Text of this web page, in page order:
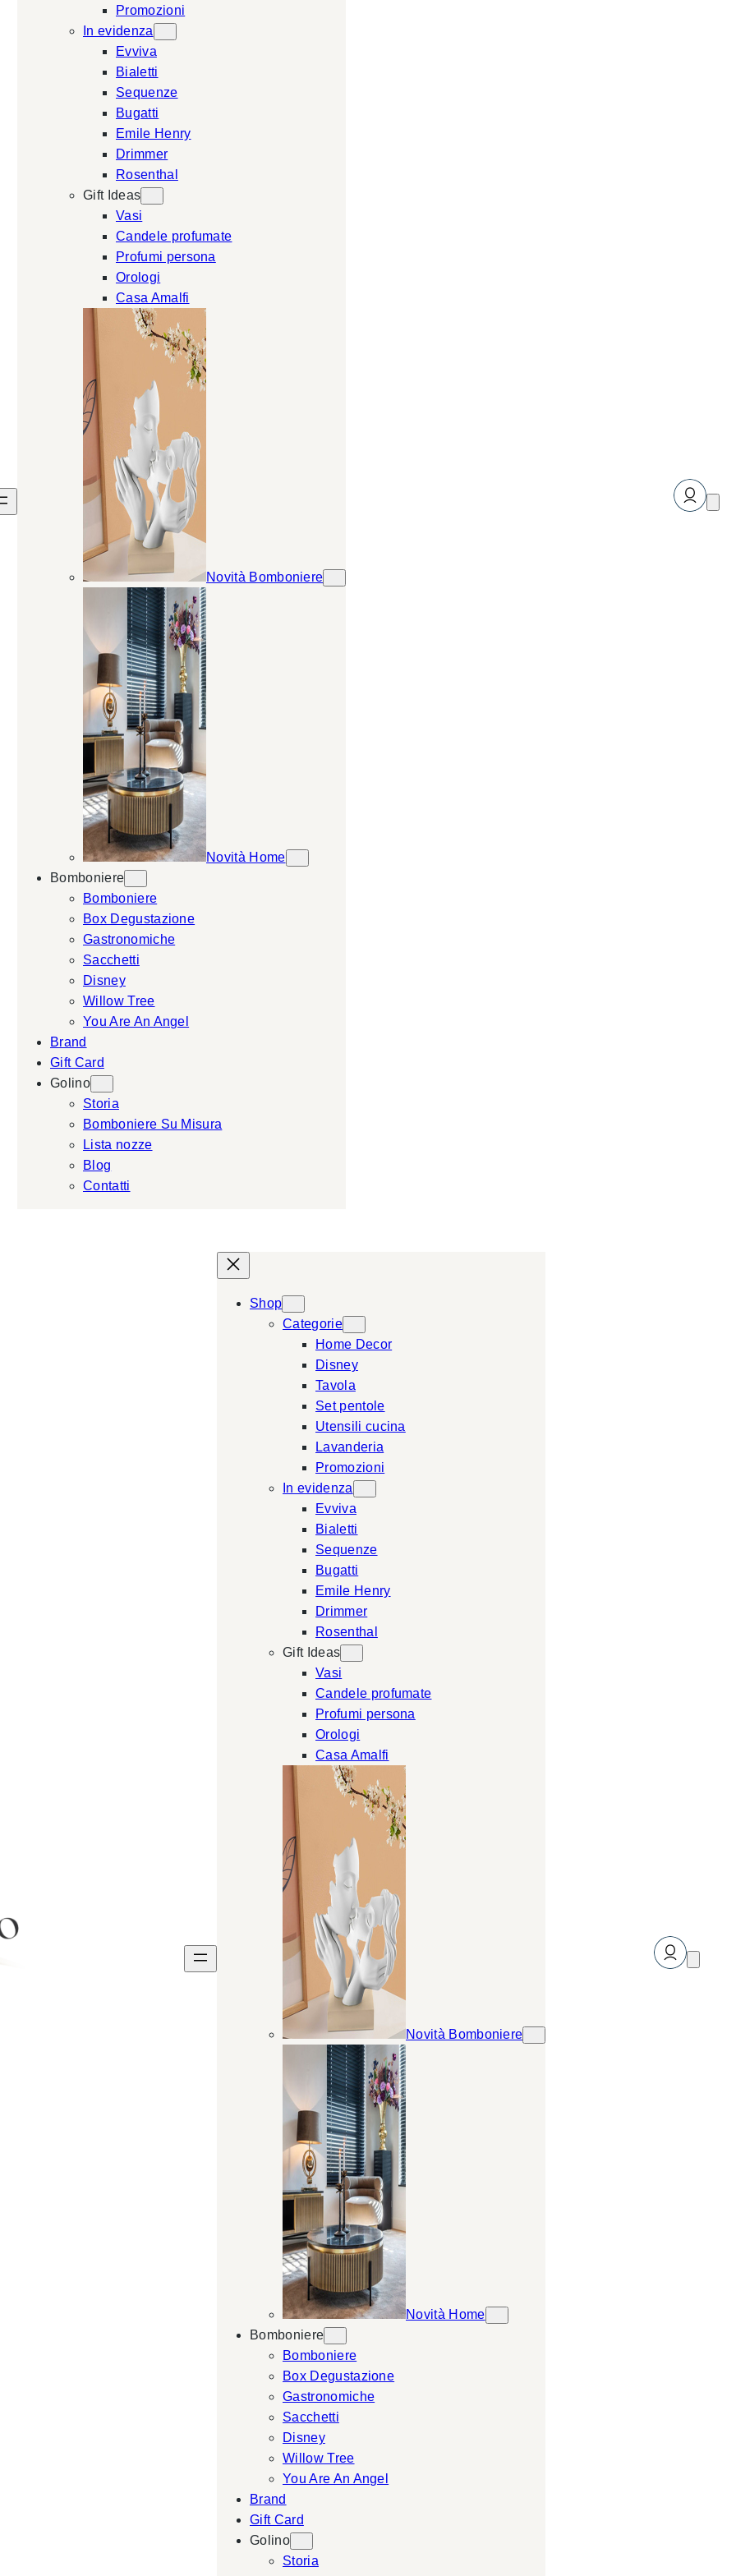
Promozioni
In evidenza
Evviva
Bialetti
Sequenze
Bugatti
Emile Henry
Drimmer
Rosenthal
Gift Ideas
Vasi
Candele profumate
Profumi persona
Orologi
Casa Amalfi
Novità Bomboniere
Novità Home
Bomboniere
Bomboniere
Box Degustazione
Gastronomiche
Sacchetti
Disney
Willow Tree
You Are An Angel
Brand
Gift Card
Golino
Storia
Bomboniere Su Misura
Lista nozze
Blog
Contatti
Shop
Categorie
Home Decor
Disney
Tavola
Set pentole
Utensili cucina
Lavanderia
Promozioni
In evidenza
Evviva
Bialetti
Sequenze
Bugatti
Emile Henry
Drimmer
Rosenthal
Gift Ideas
Vasi
Candele profumate
Profumi persona
Orologi
Casa Amalfi
Novità Bomboniere
Novità Home
Bomboniere
Bomboniere
Box Degustazione
Gastronomiche
Sacchetti
Disney
Willow Tree
You Are An Angel
Brand
Gift Card
Golino
Storia